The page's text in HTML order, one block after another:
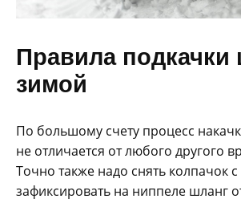
Правила подкачки
зимой
По большому счету процесс
не отличается от любого другого
Точно также надо снять колпачок
зафиксировать на ниппеле шланг